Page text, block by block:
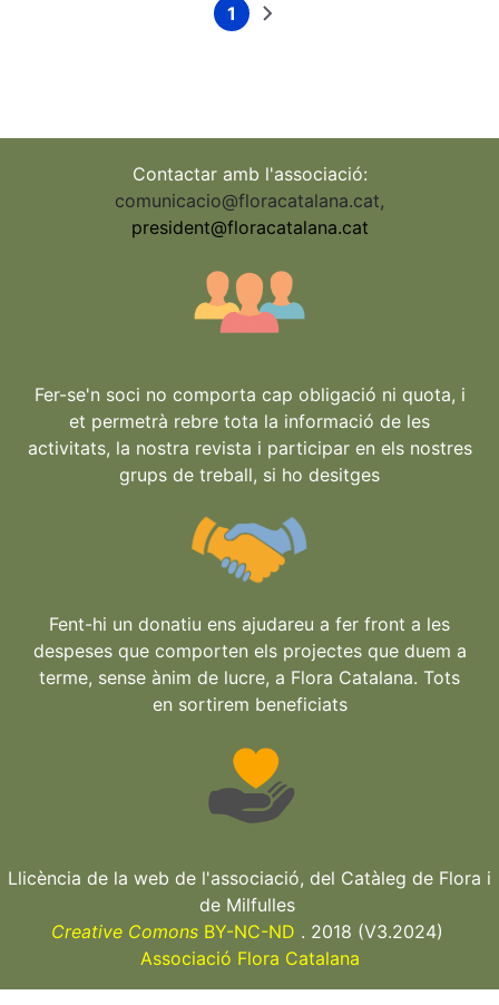
Current
1
Next
Contactar amb l'associació:
comunicacio@floracatalana.cat,
president@floracatalana.cat
Fer-se'n soci no comporta cap obligació ni quota, i
et permetrà rebre tota la informació de les
activitats, la nostra revista i participar en els nostres
grups de treball, si ho desitges
Fent-hi un donatiu ens ajudareu a fer front a les
despeses que comporten els projectes que duem a
terme, sense ànim de lucre, a Flora Catalana. Tots
en sortirem beneficiats
Llicència de la web de l'associació, del Catàleg de Flora i
de Milfulles
Creative ComonsBY-NC-ND . 2018 (V3.2024)
Associació Flora Catalana